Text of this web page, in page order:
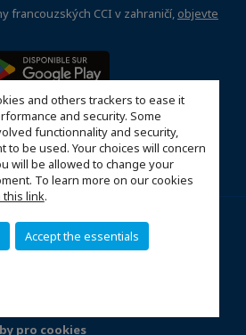
and others trackers to ease it
and security. Some
functionnality and security,
to be used. Your choices will concern
will be allowed to change your
To learn more on our cookies
this link.
Accept the essentials
francouzských CCI v zahraničí, objevte
údajů
pro cookies